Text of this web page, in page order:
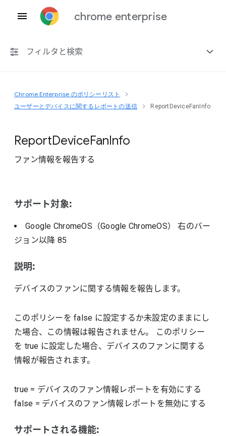
chrome enterprise
フィルタと検索
プラットフォーム共通
Chrome Enterprise のポリシーリスト
ユーザーとデバイスに関するレポートの送信
ReportDeviceFanInfo
ReportDeviceFanInfo
ファン情報を報告する
サポート対象:
Google ChromeOS（Google ChromeOS）右のバー
ジョン以降 85
説明:
デバイスのファンに関する情報を報告します。
このポリシーを false に設定するか未設定のままにし
た場合、この情報は報告されません。 このポリシー
を true に設定した場合、デバイスのファンに関する
情報が報告されます。
true = デバイスのファン情報レポートを有効にする
false = デバイスのファン情報レポートを無効にする
サポートされる機能: